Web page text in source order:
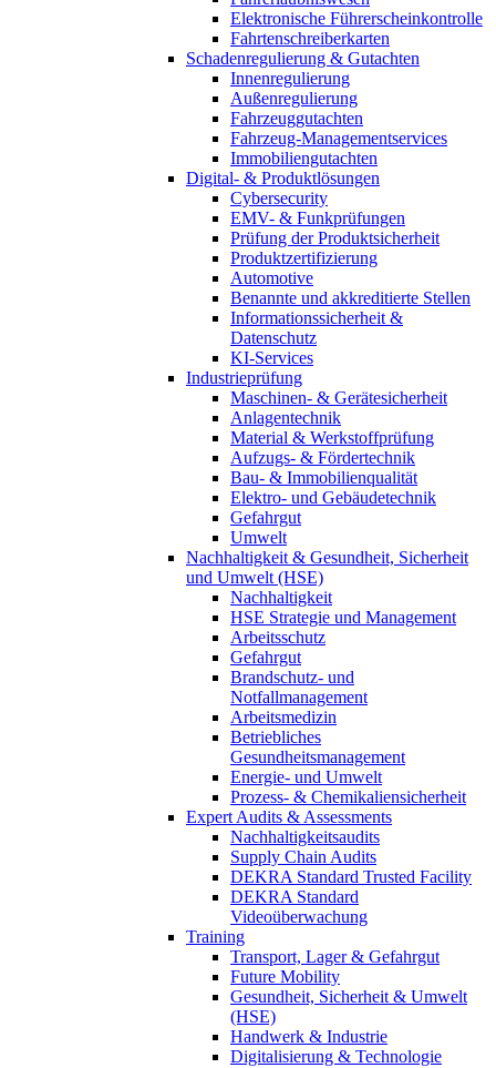
Elektronische Führerscheinkontrolle
Fahrtenschreiberkarten
Schadenregulierung & Gutachten
Innenregulierung
Außenregulierung
Fahrzeuggutachten
Fahrzeug-Managementservices
Immobiliengutachten
Digital- & Produktlösungen
Cybersecurity
EMV- & Funkprüfungen
Prüfung der Produktsicherheit
Produktzertifizierung
Automotive
Benannte und akkreditierte Stellen
Informationssicherheit &
Datenschutz
KI-Services
Industrieprüfung
Maschinen- & Gerätesicherheit
Anlagentechnik
Material & Werkstoffprüfung
Aufzugs- & Fördertechnik
Bau- & Immobilienqualität
Elektro- und Gebäudetechnik
Gefahrgut
Umwelt
Nachhaltigkeit & Gesundheit, Sicherheit
und Umwelt (HSE)
Nachhaltigkeit
HSE Strategie und Management
Arbeitsschutz
Gefahrgut
Brandschutz- und
Notfallmanagement
Arbeitsmedizin
Betriebliches
Gesundheitsmanagement
Energie- und Umwelt
Prozess- & Chemikaliensicherheit
Expert Audits & Assessments
Nachhaltigkeitsaudits
Supply Chain Audits
DEKRA Standard Trusted Facility
DEKRA Standard
Videoüberwachung
Training
Transport, Lager & Gefahrgut
Future Mobility
Gesundheit, Sicherheit & Umwelt
(HSE)
Handwerk & Industrie
Digitalisierung & Technologie